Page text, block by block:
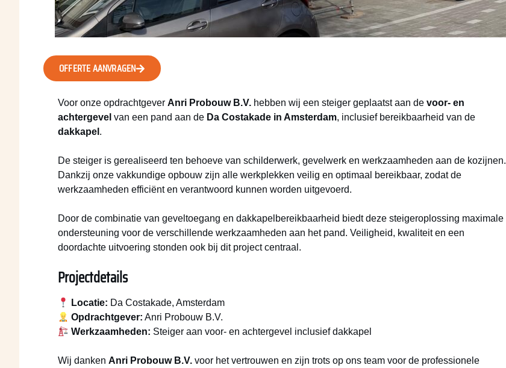
OFFERTE AANVRAGEN
Voor onze opdrachtgever Anri Probouw B.V. hebben wij een steiger geplaatst aan de voor- en
achtergevel van een pand aan de Da Costakade in Amsterdam, inclusief bereikbaarheid van de
dakkapel .
De steiger is gerealiseerd ten behoeve van schilderwerk, gevelwerk en werkzaamheden aan de kozijnen.
Dankzij onze vakkundige opbouw zijn alle werkplekken veilig en optimaal bereikbaar, zodat de
werkzaamheden efficiënt en verantwoord kunnen worden uitgevoerd.
Door de combinatie van geveltoegang en dakkapelbereikbaarheid biedt deze steigeroplossing maximale
ondersteuning voor de verschillende werkzaamheden aan het pand. Veiligheid, kwaliteit en een
doordachte uitvoering stonden ook bij dit project centraal.
Projectdetails
Locatie: Da Costakade, Amsterdam
Opdrachtgever: Anri Probouw B.V.
Werkzaamheden: Steiger aan voor- en achtergevel inclusief dakkapel
Wij danken Anri Probouw B.V. voor het vertrouwen en zijn trots op ons team voor de professionele